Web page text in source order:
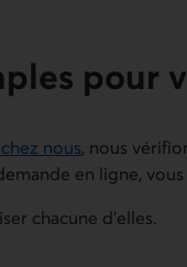
pour
nous, nous
en ligne,
chacune d'elles.